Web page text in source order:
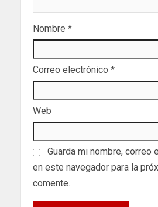
Nombre *
Correo electrónico *
Web
Guarda mi nombre, correo
en este navegador para la
comente.